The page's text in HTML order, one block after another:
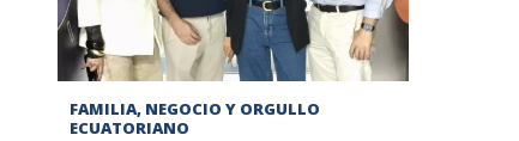
FAMILIA, NEGOCIO Y ORGULLO
ECUATORIANO